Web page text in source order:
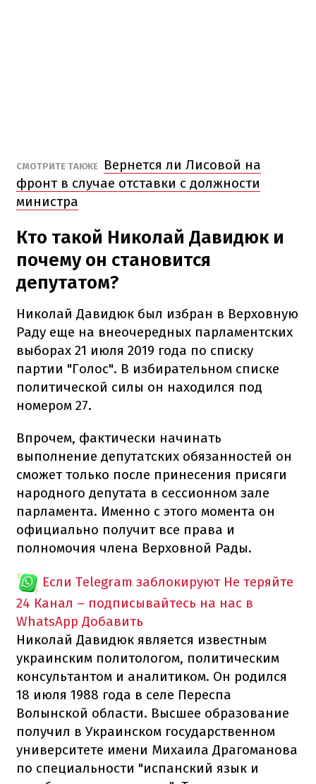
СМОТРИТЕ ТАКЖЕ
Вернется ли Лисовой на
фронт в случае отставки с должности
министра
Кто такой Николай Давидюк и
почему он становится
депутатом?
Николай Давидюк был избран в Верховную
Раду еще на внеочередных парламентских
выборах 21 июля 2019 года по списку
партии "Голос". В избирательном списке
политической силы он находился под
номером 27.
Впрочем, фактически начинать
выполнение депутатских обязанностей он
сможет только после принесения присяги
народного депутата в сессионном зале
парламента. Именно с этого момента он
официально получит все права и
полномочия члена Верховной Рады.
Если Telegram заблокируют Не теряйте
24 Канал – подписывайтесь на нас в
WhatsApp Добавить
Николай Давидюк является известным
украинским политологом, политическим
консультантом и аналитиком. Он родился
18 июля 1988 года в селе Переспа
Волынской области. Высшее образование
получил в Украинском государственном
университете имени Михаила Драгоманова
по специальности "испанский язык и